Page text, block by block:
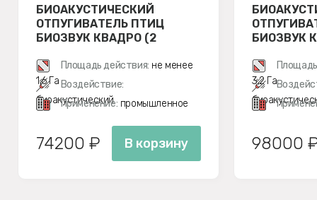
БИОАКУСТИЧЕСКИЙ
ОТПУГИВАТЕЛЬ ПТИЦ
БИОЗВУК КВАДРО (2
Площадь действия: не менее
1,6 Га Воздействие:
биоакустический
Применение: промышленное
74200 ₽ В корзину
БИОЗВУК
3,2 Га
98000